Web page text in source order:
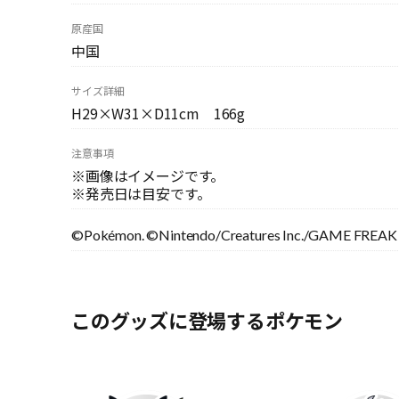
原産国
中国
サイズ詳細
H29×W31×D11cm 166g
注意事項
※画像はイメージです。
※発売日は目安です。
©Pokémon. ©Nintendo/Creatures Inc./GAME FREAK
このグッズに登場するポケモン